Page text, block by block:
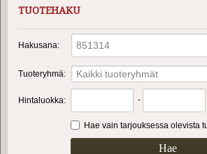
TUOTEHAKU
Hakusana:
Tuoteryhmä:
Hintaluokka: -
Hae vain tarjouksessa olevista